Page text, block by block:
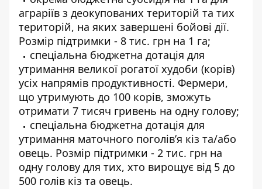
аграріїв з деокупованих територій та тих
територій, на яких завершені бойові дії.
Розмір підтримки - 8 тис. грн на 1 га;
спеціальна бюджетна дотація для
утримання великої рогатої худоби (корів)
усіх напрямів продуктивності. Фермери,
що утримують до 100 корів, зможуть
отримати 7 тисяч гривень на одну голову;
спеціальна бюджетна дотація для
утримання маточного поголів’я кіз та/або
овець. Розмір підтримки - 2 тис. грн на
одну голову для тих, хто вирощує від 5 до
500 голів кіз та овець.